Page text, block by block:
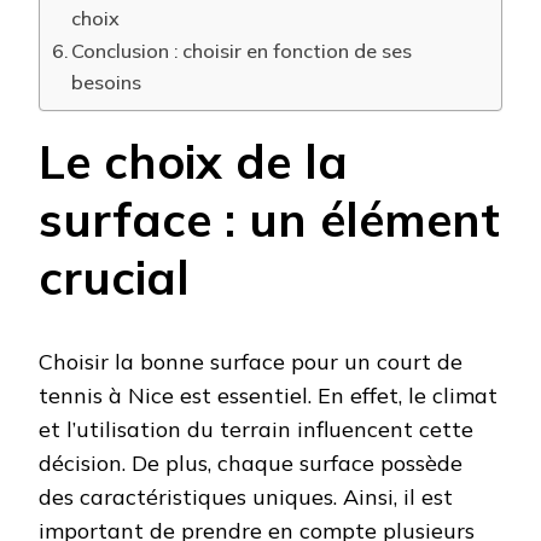
choix
Conclusion : choisir en fonction de ses
besoins
Le choix de la
surface : un élément
crucial
Choisir la bonne surface pour un court de
tennis à Nice est essentiel. En effet, le climat
et l’utilisation du terrain influencent cette
décision. De plus, chaque surface possède
des caractéristiques uniques. Ainsi, il est
important de prendre en compte plusieurs